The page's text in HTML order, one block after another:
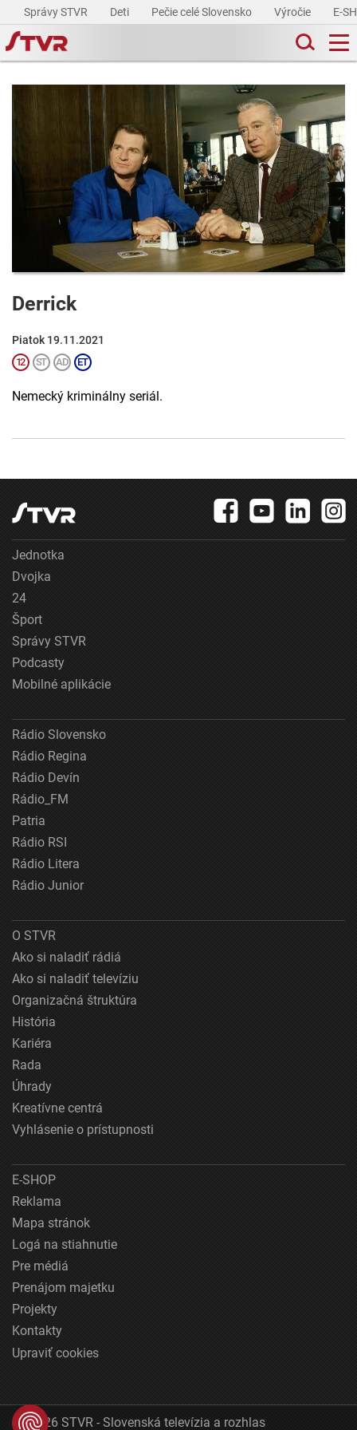
Správy STVR Deti Pečie celé Slovensko Výročie E-
Derrick
Piatok 19.11.2021
Nemecký kriminálny seriál.
Jednotka
Dvojka
24
Šport
Správy STVR
Podcasty
Mobilné aplikácie
Rádio Slovensko
Rádio Regina
Rádio Devín
Rádio_FM
Patria
Rádio RSI
Rádio Litera
Rádio Junior
O STVR
Ako si naladiť rádiá
Ako si naladiť televíziu
Organizačná štruktúra
História
Kariéra
Rada
Úhrady
Kreatívne centrá
Vyhlásenie o prístupnosti
E-SHOP
Reklama
Mapa stránok
Logá na stiahnutie
Pre médiá
Prenájom majetku
Projekty
Kontakty
Upraviť cookies
© 2026 STVR - Slovenská televízia a rozhlas